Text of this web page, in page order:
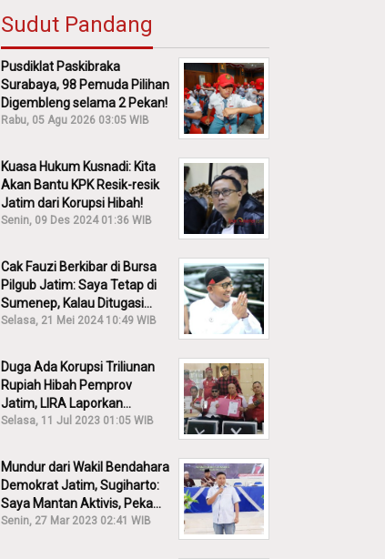
Sudut Pandang
Pusdiklat Paskibraka
Surabaya, 98 Pemuda Pilihan
Digembleng selama 2 Pekan!
Rabu, 05 Agu 2026 03:05 WIB
Kuasa Hukum Kusnadi: Kita
Akan Bantu KPK Resik-resik
Jatim dari Korupsi Hibah!
Senin, 09 Des 2024 01:36 WIB
Cak Fauzi Berkibar di Bursa
Pilgub Jatim: Saya Tetap di
Sumenep, Kalau Ditugasi
Partai Lain Cerita!
Selasa, 21 Mei 2024 10:49 WIB
Duga Ada Korupsi Triliunan
Rupiah Hibah Pemprov
Jatim, LIRA Laporkan
Khofifah ke KPK: Dia Harus
Selasa, 11 Jul 2023 01:05 WIB
Mundur dari Wakil Bendahara
Demokrat Jatim, Sugiharto:
Saya Mantan Aktivis, Peka
Sekali Kalau Ada yang
Senin, 27 Mar 2023 02:41 WIB